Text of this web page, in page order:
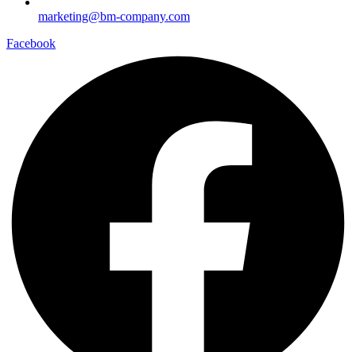
marketing@bm-company.com
Facebook